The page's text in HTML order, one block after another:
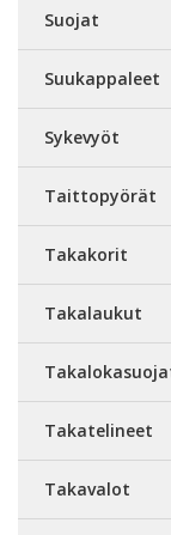
Suojat
Suukappaleet
Sykevyöt
Taittopyörät
Takakorit
Takalaukut
Takatelineet
Takavalot